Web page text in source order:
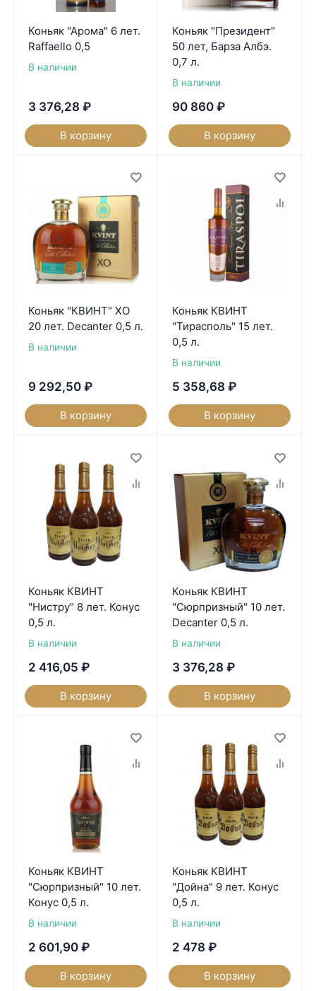
Коньяк "Арома" 6 лет.
Raffaello 0,5
В наличии
3 376,28 ₽
В корзину
Коньяк "Президент"
50 лет, Барза Албэ.
0,7 л.
В наличии
90 860 ₽
В корзину
Коньяк "КВИНТ" XO
20 лет. Decanter 0,5 л.
В наличии
9 292,50 ₽
В корзину
Коньяк КВИНТ
"Тирасполь" 15 лет.
0,5 л.
В наличии
5 358,68 ₽
В корзину
Коньяк КВИНТ
"Нистру" 8 лет. Конус
0,5 л.
В наличии
2 416,05 ₽
В корзину
Коньяк КВИНТ
"Сюрпризный" 10 лет.
Decanter 0,5 л.
В наличии
3 376,28 ₽
В корзину
Коньяк КВИНТ
"Сюрпризный" 10 лет.
Конус 0,5 л.
В наличии
2 601,90 ₽
В корзину
Коньяк КВИНТ
"Дойна" 9 лет. Конус
0,5 л.
В наличии
2 478 ₽
В корзину